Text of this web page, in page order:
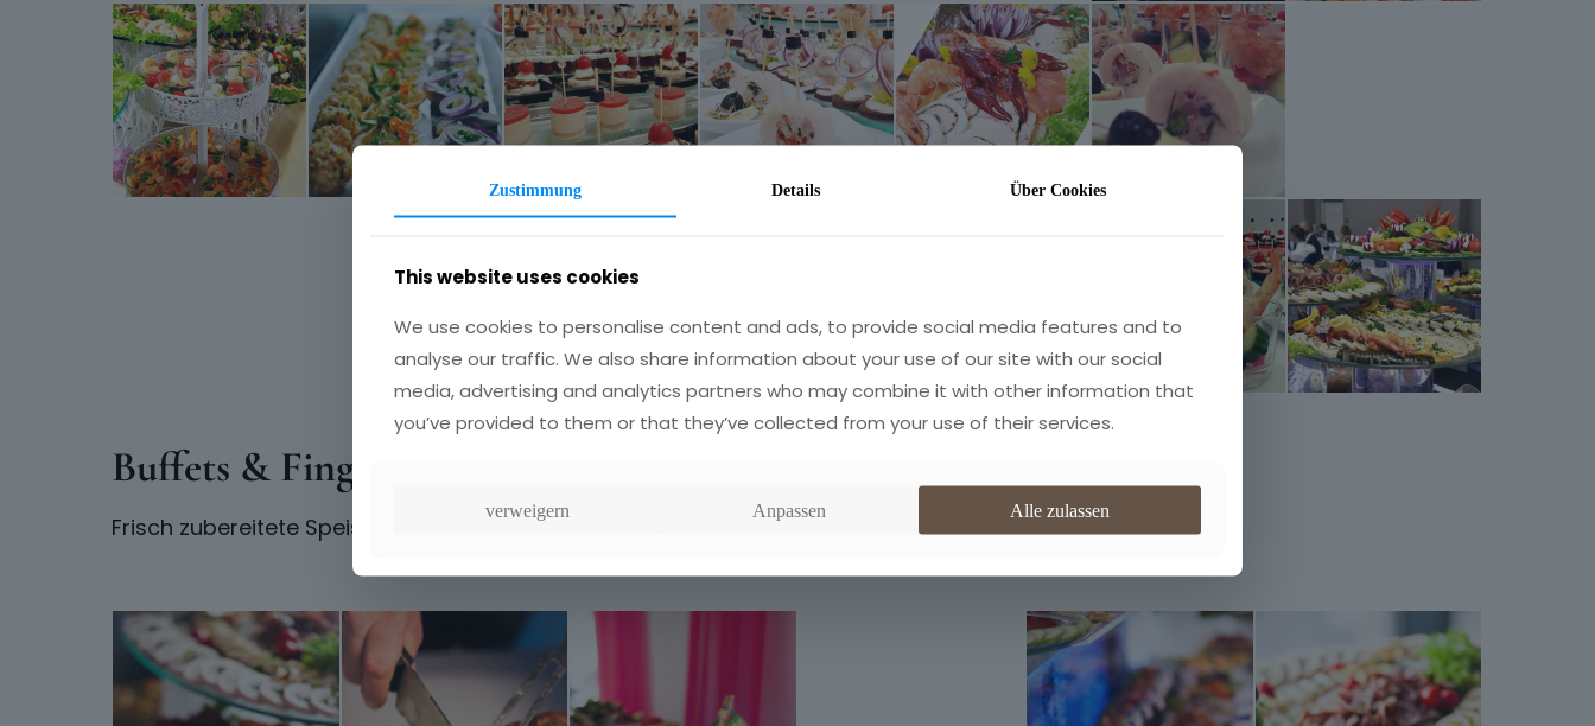
Buffets & Fingerfood
Frisch zubereitete Speisen, stilvoll präsentiert für Events jeder Größe.
Zustimmung Details Über Cookies
This website uses cookies
We use cookies to personalise content and ads, to provide social media features and to
analyse our traffic. We also share information about your use of our site with our social
media, advertising and analytics partners who may combine it with other information that
you’ve provided to them or that they’ve collected from your use of their services.
verweigern Anpassen Alle zulassen